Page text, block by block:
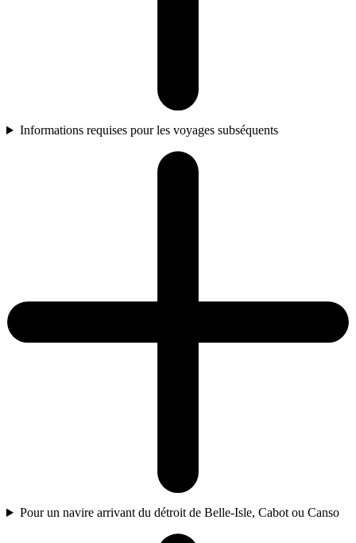
Informations requises pour les voyages subséquents
Pour un navire arrivant du détroit de Belle-Isle, Cabot ou Canso